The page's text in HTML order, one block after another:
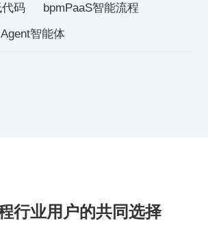
代码
bpmPaaS智能流程
智能体
行业用户的共同选择